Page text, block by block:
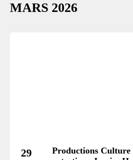
MARS 2026
29
Productions Culture